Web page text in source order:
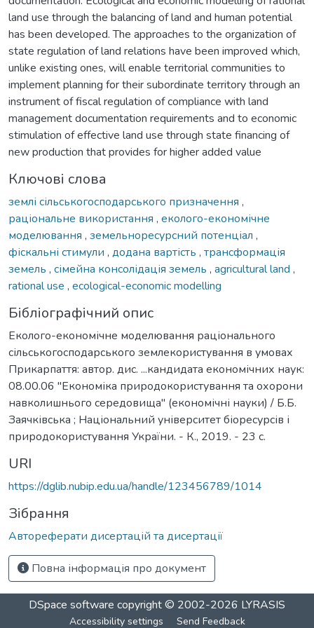
land use through the balancing of land and human potential
has been developed. The approaches to the organization of
state regulation of land relations have been improved which,
unlike existing ones, will enable territorial communities to
implement planning for their subordinate territory through an
instrument of fiscal regulation of compliance with land
management documentation requirements and to economic
stimulation of effective land use through state financing of
new production that provides for higher added value
Ключові слова
землі сільськогосподарського призначення ,
раціональне використання , еколого-економічне
моделювання , земельноресурсний потенціал ,
фіскальні стимули , додана вартість , трансформація
земель , сімейна консолідація земель , agricultural land ,
rational use , ecological-economic modelling
Бібліографічний опис
Еколого-економічне моделювання раціонального
сільськогосподарського землекористування в умовах
Прикарпаття: автор. дис. ...кандидата економічних наук:
08.00.06 "Економіка природокористування та охорони
навколишнього середовища" (економічні науки) / Б.Б.
Заячківська ; Національний університет біоресурсів і
природокористування України. - К., 2019. - 23 с.
URI
https://dglib.nubip.edu.ua/handle/123456789/1014
Зібрання
Автореферати дисертацій та дисертації
Повна інформація про документ
DSpace software copyright © 2002-2026 LYRASIS
Accessibility settings Send Feedback